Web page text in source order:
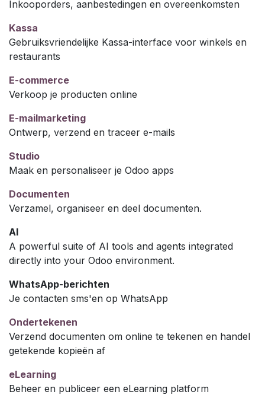
Inkooporders, aanbestedingen en overeenkomsten
Kassa
Gebruiksvriendelijke Kassa-interface voor winkels en
restaurants
E-commerce
Verkoop je producten online
E-mailmarketing
Ontwerp, verzend en traceer e-mails
Studio
Maak en personaliseer je Odoo apps
Documenten
Verzamel, organiseer en deel documenten.
AI
A powerful suite of AI tools and agents integrated
directly into your Odoo environment.
WhatsApp-berichten
Je contacten sms'en op WhatsApp
Ondertekenen
Verzend documenten om online te tekenen en handel
getekende kopieën af
eLearning
Beheer en publiceer een eLearning platform